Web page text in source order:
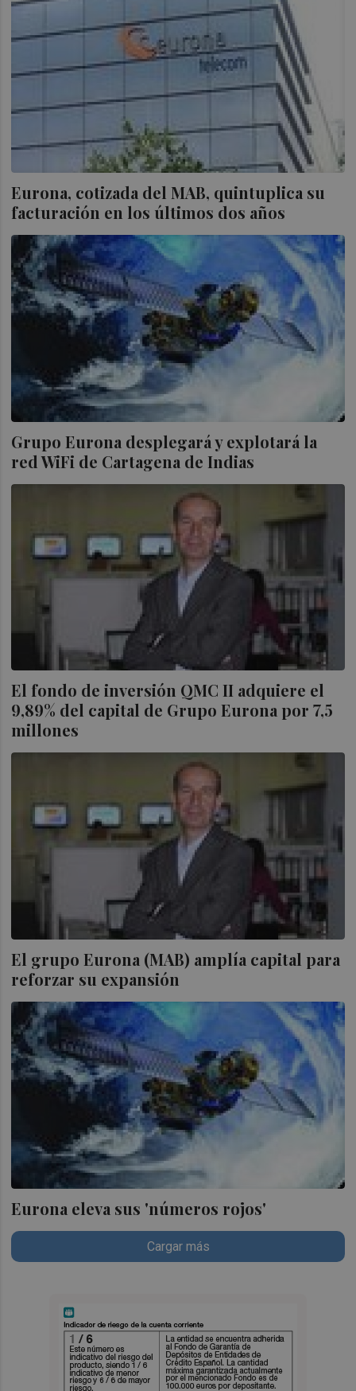
Eurona, cotizada del MAB, quintuplica su
facturación en los últimos dos años
Grupo Eurona desplegará y explotará la
red WiFi de Cartagena de Indias
El fondo de inversión QMC II adquiere el
9,89% del capital de Grupo Eurona por 7,5
millones
El grupo Eurona (MAB) amplía capital para
reforzar su expansión
Eurona eleva sus 'números rojos'
Cargar más